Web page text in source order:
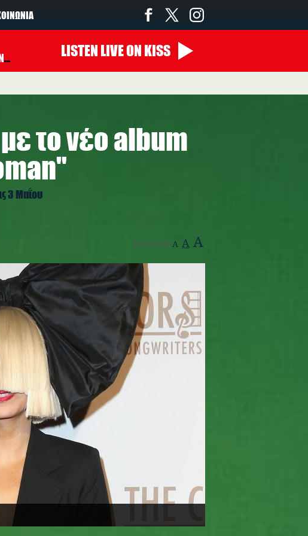
KISS MUSIC NON STOP, ΜΕ 55 ΛΕΠΤΑ 90S TO NOW ΚΑΘΕ ΩΡΑ
00:00 - 07:00
LISTEN LIVEON KISS
το νέο album
3 Μαΐου
Text Size: A A A